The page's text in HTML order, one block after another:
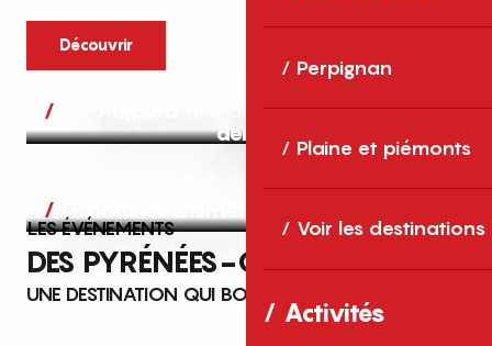
Perpignan
Plaine et piémonts
Voir les destinations
Activités
Découvrir
Aujourd’hui, demain et après-
demain
Grands événements
LES ÉVÉNEMENTS
DES PYRÉNÉES-ORIENTALES
UNE DESTINATION QUI BOUGE TOUTE L’ANNÉE